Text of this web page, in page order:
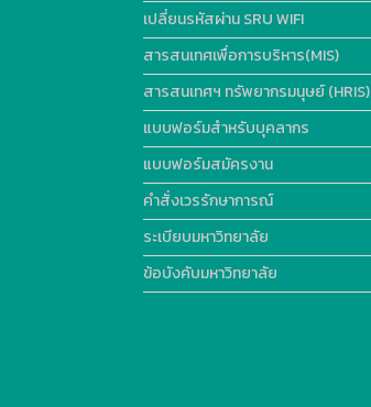
เปลี่ยนรหัสผ่าน SRU WIFI
สารสนเทศเพื่อการบริหาร(MIS)
สารสนเทศฯ ทรัพยากรมนุษย์ (HRIS)
แบบฟอร์มสำหรับบุคลากร
แบบฟอร์มสมัครงาน
คำสั่งเวรรักษาการณ์
ระเบียบมหาวิทยาลัย
ข้อบังคับมหาวิทยาลัย